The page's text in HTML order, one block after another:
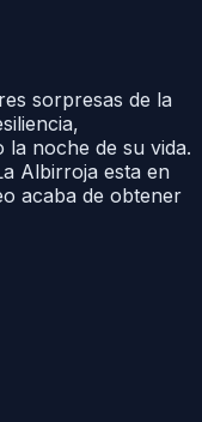
sorpresas de la
noche de su vida.
Albirroja esta en
acaba de obtener